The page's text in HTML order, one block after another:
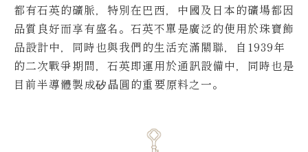
都有石英的礦脈，特別在巴西，中國及日本的礦場都因
品質良好而享有盛名。 石英不單是廣泛的使用於珠寶飾
品設計中，同時也與我們的生活充滿關聯，自1939年
的二次戰爭期間，石英即運用於通訊設備中，同時也是
目前半導體製成矽晶圓的重要原料之一。